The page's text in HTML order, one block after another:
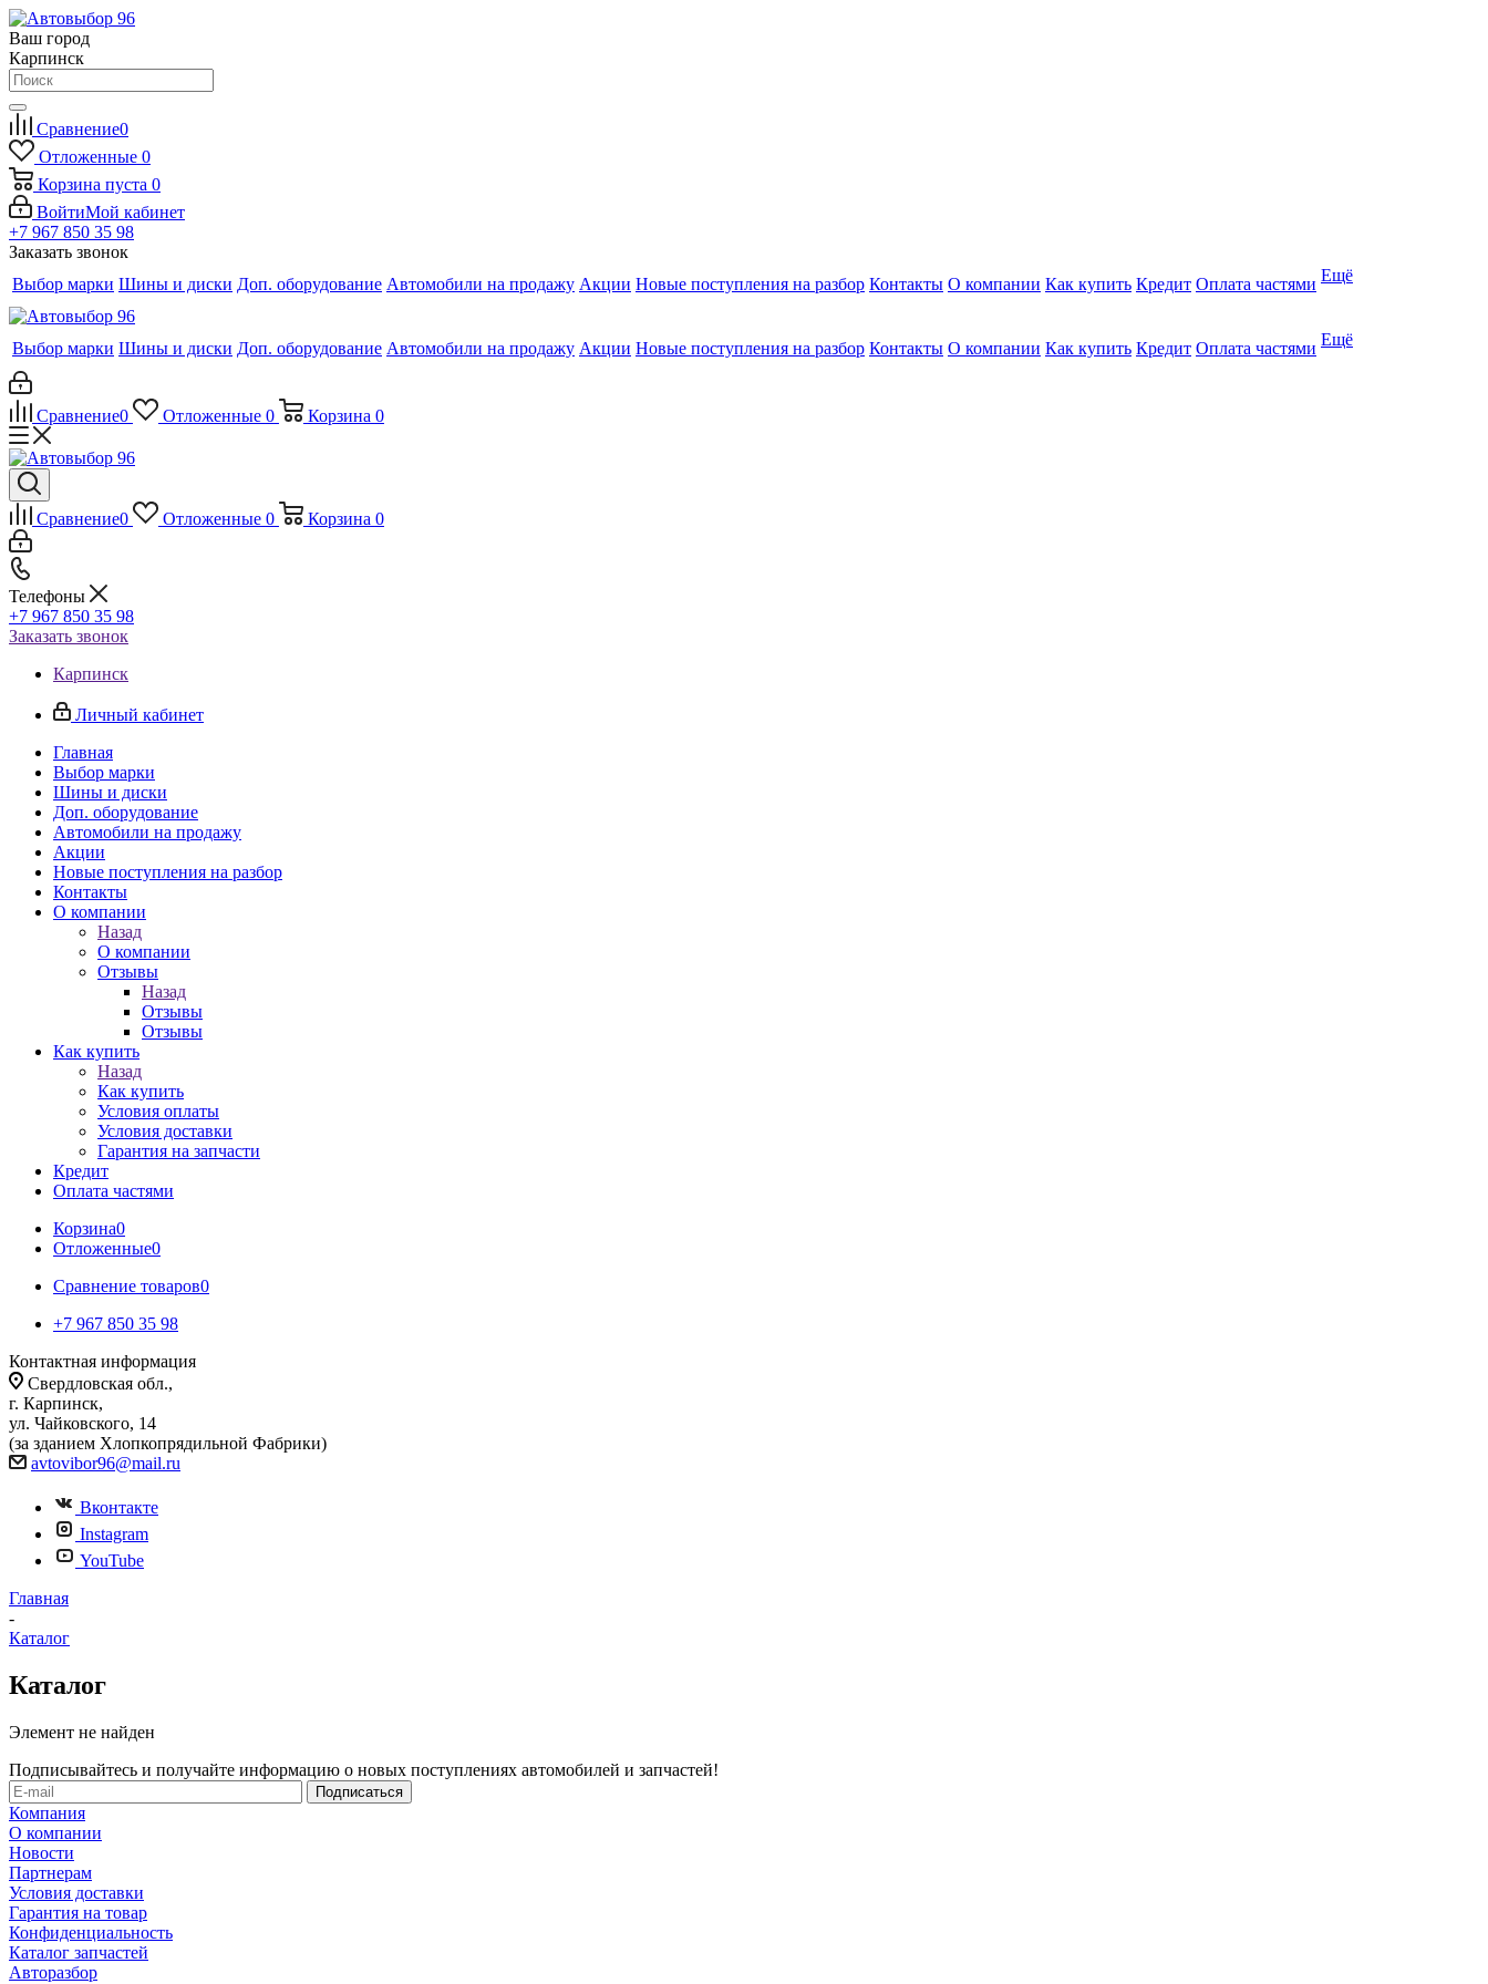
Ваш город
Карпинск
Сравнение0
Отложенные 0
Корзина пуста 0
ВойтиМой кабинет
+7 967 850 35 98
Заказать звонок
Выбор марки Шины и диски Доп. оборудование Автомобили на продажу Акции Новые поступления на разбор Контакты О компании Как купить Кредит Оплата частями Ещё
Выбор марки Шины и диски Доп. оборудование Автомобили на продажу Акции Новые поступления на разбор Контакты О компании Как купить Кредит Оплата частями Ещё
Сравнение0 Отложенные 0 Корзина 0
Сравнение0 Отложенные 0 Корзина 0
Телефоны
+7 967 850 35 98
Заказать звонок
Карпинск
Личный кабинет
Главная
Выбор марки
Шины и диски
Доп. оборудование
Автомобили на продажу
Акции
Новые поступления на разбор
Контакты
О компании
Назад
О компании
Отзывы
Назад
Отзывы
Отзывы
Как купить
Назад
Как купить
Условия оплаты
Условия доставки
Гарантия на запчасти
Кредит
Оплата частями
Корзина0
Отложенные0
Сравнение товаров0
+7 967 850 35 98
Контактная информация
Свердловская обл.,
г. Карпинск,
ул. Чайковского, 14
(за зданием Хлопкопрядильной Фабрики)
avtovibor96@mail.ru
Вконтакте
Instagram
YouTube
Главная
-
Каталог
Каталог
Элемент не найден
Подписывайтесь и получайте информацию о новых поступлениях автомобилей и запчастей!
Компания
О компании
Новости
Партнерам
Условия доставки
Гарантия на товар
Конфиденциальность
Каталог запчастей
Авторазбор